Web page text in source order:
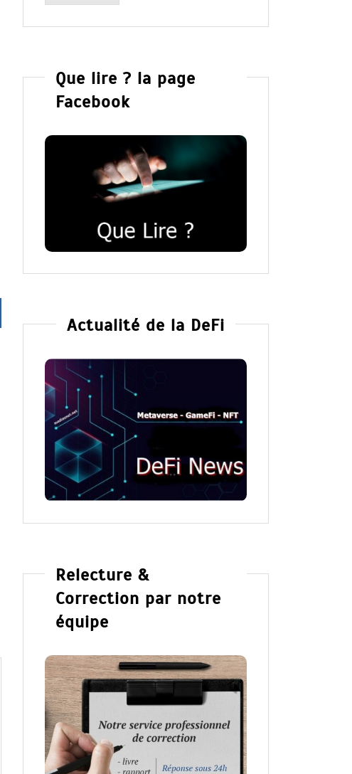
Que lire ? la page
Facebook
Actualité de la DeFi
Relecture &
Correction par notre
équipe